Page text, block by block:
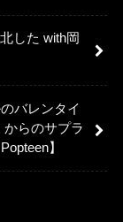
した with岡
バレンタイ
らのサプラ
】